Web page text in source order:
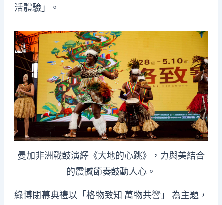
活體驗」。
曼加非洲戰鼓演繹《大地的心跳》，力與美結合
的震撼節奏鼓動人心。
綠博閉幕典禮以「格物致知 萬物共響」 為主題，